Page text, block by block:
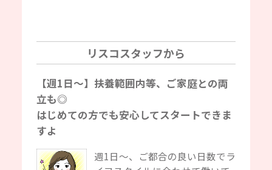
リスコスタッフから
【週1日～】扶養範囲内等、ご家庭との両
立も◎
はじめての方でも安心してスタートできま
すよ
週1日～、ご都合の良い日数でラ